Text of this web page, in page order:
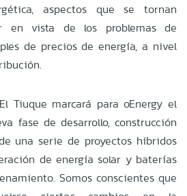
aspectos que se tornan
en vista de los problemas de
de precios de energía, a nivel
Tiuque marcará para oEnergy el
fase de desarrollo, construcción
una serie de proyectos híbridos
de energía solar y baterías
Somos conscientes que